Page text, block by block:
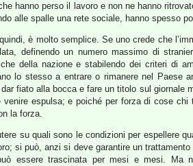
hanno perso il lavoro e non ne hanno
alle spalle una rete sociale, hanno spesso
è molto semplice. Se uno crede che
definendo un numero massimo di
della nazione e stabilendo dei criteri di
lo stesso a entrare o rimanere nel Paese
fiato alla bocca e fare un titolo sul giornale
espulsa; e poiché per forza di cose
la forza.
su quali sono le condizioni per espellere
si può, anzi si deve garantire un
essere trascinata per mesi e mesi. Ma